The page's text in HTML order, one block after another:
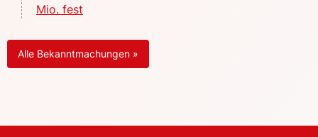
Mio. fest
Alle Bekanntmachungen »